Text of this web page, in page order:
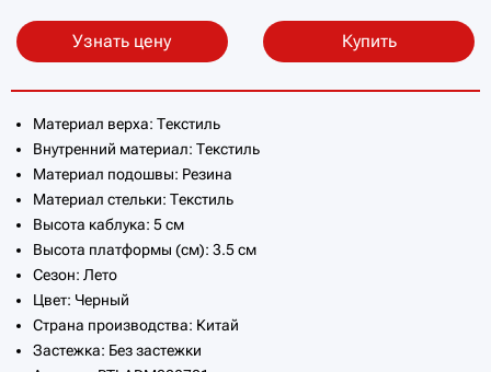
Узнать цену Купить
Материал верха: Текстиль
Внутренний материал: Текстиль
Материал подошвы: Резина
Материал стельки: Текстиль
Высота каблука: 5 см
Высота платформы (см): 3.5 см
Сезон: Лето
Цвет: Черный
Страна производства: Китай
Застежка: Без застежки